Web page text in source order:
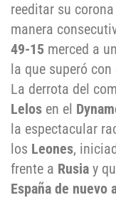
reeditar su
manera
49-15 merced a
la que superó
La derrota del
Lelos en el
la espectacular
los Leones,
frente a Rusia y
España de nuevo